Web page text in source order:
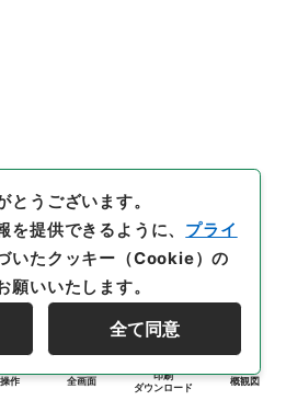
作 全画面
印刷
ダウンロード
概観図
とうございます。
を提供できるように、 プライ
いたクッキー（Cookie）の
願いいたします。
全て同意